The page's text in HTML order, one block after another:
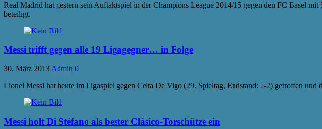
Real Madrid hat gestern sein Auftaktspiel in der Champions League 2014/15 gegen den FC Basel
beteiligt.
Messi trifft gegen alle 19 Ligagegner… in Folge
30. März 2013 Admin 0
Lionel Messi hat heute im Ligaspiel gegen Celta De Vigo (29. Spieltag, Endstand: 2-2) getroffen und
Messi holt Di Stéfano als bester Clásico-Torschütze ein